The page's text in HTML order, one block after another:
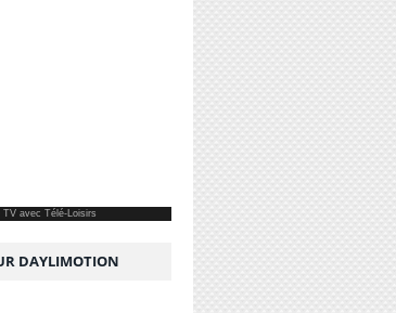
TVavec Télé-Loisirs
DAYLIMOTION